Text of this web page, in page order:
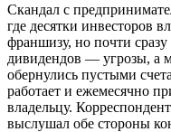
Скандал с
где десятки инвесторов
франшизу, но почти
дивидендов — угрозы, а
обернулись пустыми
работает и ежемесячно
владельцу.
выслушал обе стороны